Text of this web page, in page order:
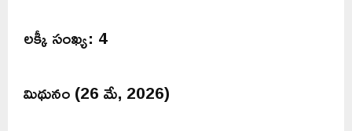
లక్కీ సంఖ్య: 4
మిథునం (26 మే, 2026)